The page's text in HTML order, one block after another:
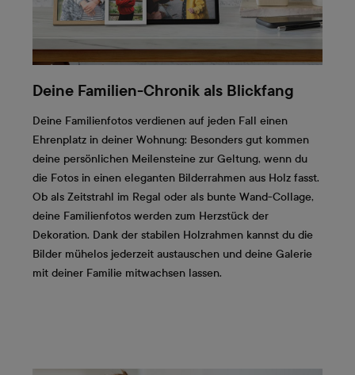
Deine Familien-Chronik als Blickfang
Deine Familienfotos verdienen auf jeden Fall einen
Ehrenplatz in deiner Wohnung: Besonders gut kommen
deine persönlichen Meilensteine zur Geltung, wenn du
die Fotos in einen eleganten Bilderrahmen aus Holz fasst.
Ob als Zeitstrahl im Regal oder als bunte Wand-Collage,
deine Familienfotos werden zum Herzstück der
Dekoration. Dank der stabilen Holzrahmen kannst du die
Bilder mühelos jederzeit austauschen und deine Galerie
mit deiner Familie mitwachsen lassen.